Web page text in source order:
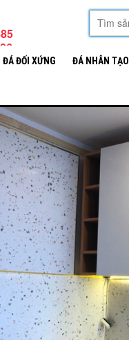
ĐÁ ĐỐI XỨNG ĐÁ NHÂN TẠO